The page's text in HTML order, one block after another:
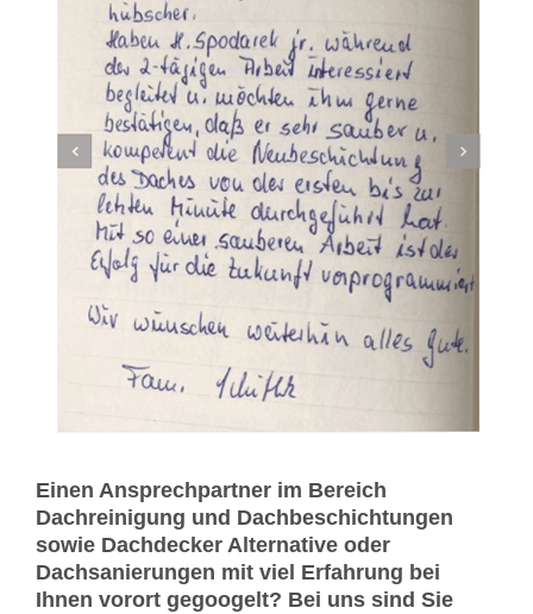
Einen Ansprechpartner im Bereich
Dachreinigung und Dachbeschichtungen
sowie Dachdecker Alternative oder
Dachsanierungen mit viel Erfahrung bei
Ihnen vorort gegoogelt? Bei uns sind Sie